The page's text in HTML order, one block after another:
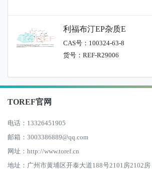
利福布汀EP杂质E
CAS号：100324-63-8
货号：REF-R29006
TOREF官网
电话：13326451905
邮箱：3003386889@qq.com
网址：http://www.toref.cn
地址：广州市黄埔区开泰大道188号2101房2102房